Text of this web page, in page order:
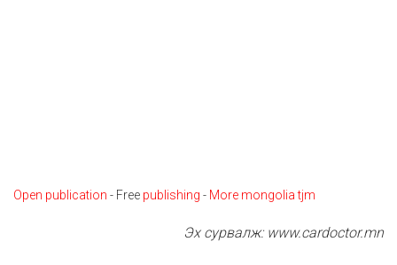
Open publication - Free publishing - More mongolia tjm
Эх сурвалж: www.cardoctor.mn